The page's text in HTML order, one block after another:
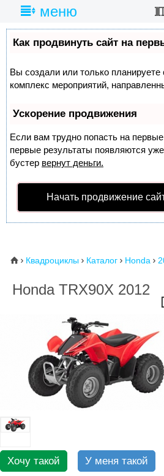
меню
Как продвинуть сайт на
Вы создали или только планируете
комплекс мероприятий,
Ускорение продвижения
Если вам трудно попасть на
первые результаты появляются
бустер вернут деньги.
Начать продвижение
⌂  Квадроциклы  Каталог  Honda 
Honda TRX90X 2012
Хочу такой У меня такой